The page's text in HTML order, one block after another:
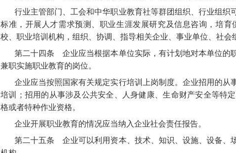
行业主管部门、工会和中华职业教育社等群团组织、行业组
标准，开展人才需求预测、职业生涯发展研究及信息咨询，培
校、职业培训机构，组织、协调、指导相关企业、事业单位、社会
第二十四条 企业应当根据本单位实际，有计划地对本单位的
兼职实施职业教育的岗位。
企业应当按照国家有关规定实行培训上岗制度。企业招用的
培训；招用的从事涉及公共安全、人身健康、生命财产安全等特
格或者特种作业资格。
企业开展职业教育的情况应当纳入企业社会责任报告。
第二十五条 企业可以利用资本、技术、知识、设施、设备、